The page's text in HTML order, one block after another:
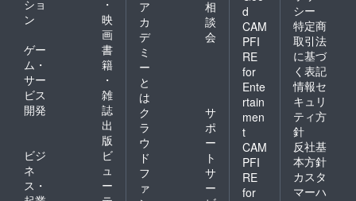
ショ
ン
・
映
画
ゲー
ム・
サー
ビス
開発
書
籍
・
雑
誌
出
版
ビジ
ネ
ス・
ビ
ュ
ー
ア
カ
デ
ミ
ー
と
は
相
談
会
ク
ラ
ウ
ド
フ
ァ
サ
ポ
ー
ト
サ
ー
d
CAM
PFI
RE
for
Ente
rtain
men
t
CAM
PFI
RE
for
シー
特定商
取引法
に基づ
く表記
情報セ
キュリ
ティ方
針
反社基
本方針
カスタ
マーハ